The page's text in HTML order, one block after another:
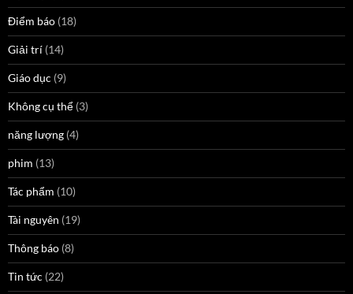
Điểm báo (18)
Giải trí (14)
Giáo dục (9)
Không cụ thể (3)
năng lượng (4)
phim (13)
Tác phẩm (10)
Tài nguyên (19)
Thông báo (8)
Tin tức (22)